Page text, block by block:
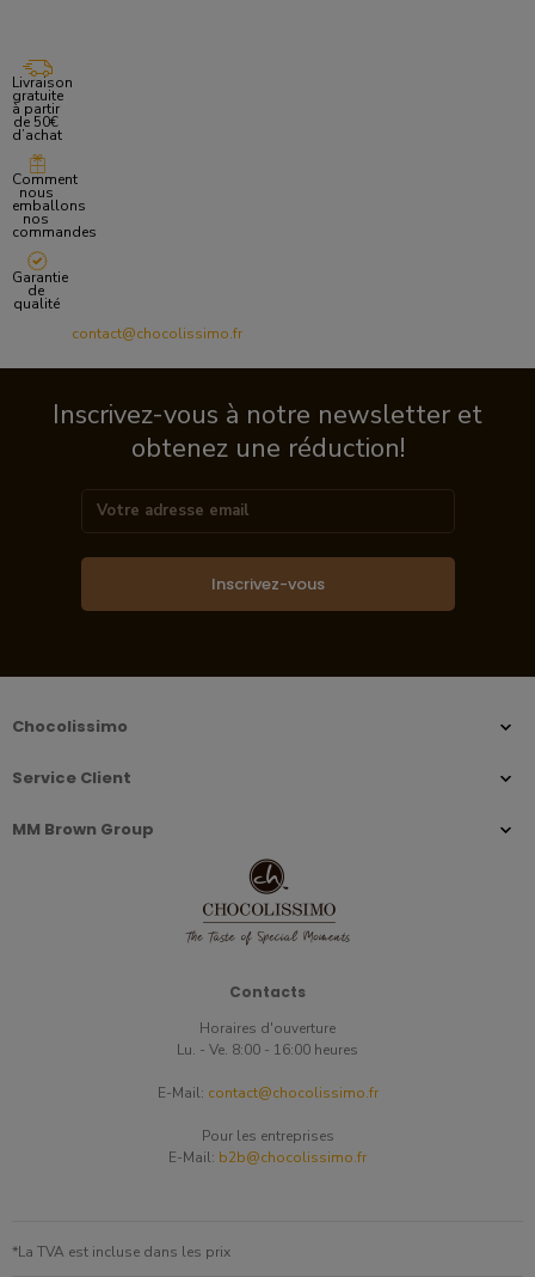
Livraison
gratuite
à partir
de 50€
d’achat
Comment
nous
emballons
nos
commandes
Garantie
de
qualité
contact@chocolissimo.fr
Inscrivez-vous à notre newsletter et
obtenez une réduction!
Inscrivez-vous
Chocolissimo
Service Client
MM Brown Group
Contacts
Horaires d'ouverture
Lu. - Ve. 8:00 - 16:00 heures
E-Mail: contact@chocolissimo.fr
Pour les entreprises
E-Mail: b2b@chocolissimo.fr
*La TVA est incluse dans les prix